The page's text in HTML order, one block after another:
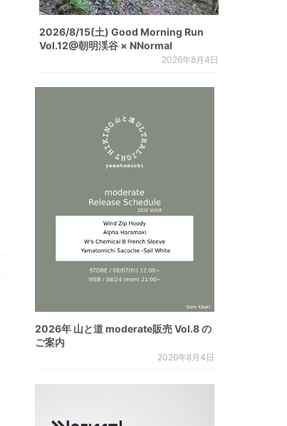
2026/8/15(土) Good Morning Run
Vol.12@朝明渓谷 × NNormal
2026年8月4日
2026年 山と道 moderate販売 Vol.8 の
ご案内
2026年8月4日